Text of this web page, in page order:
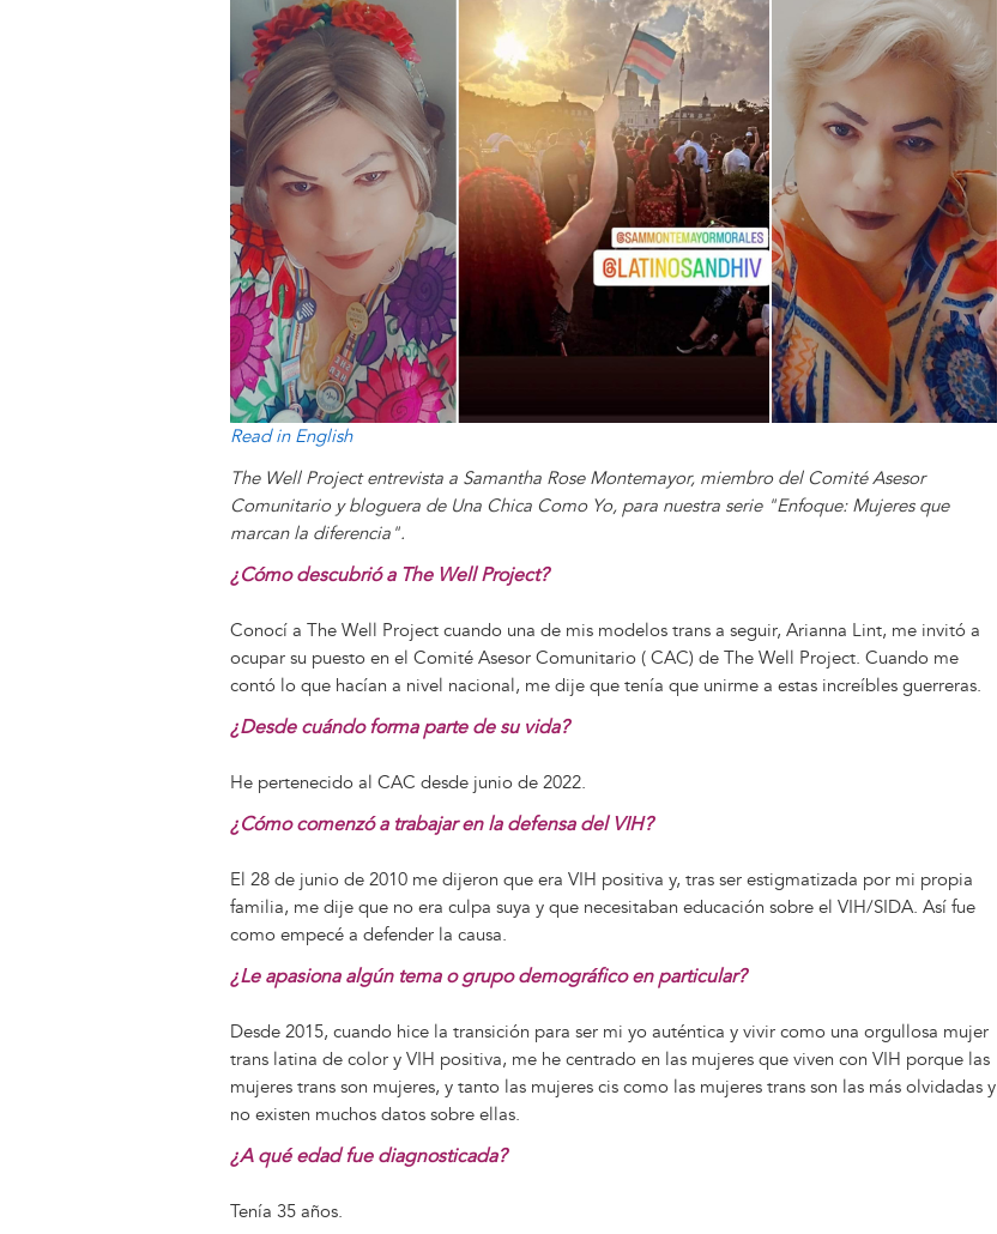
y
o
k
n
s
t
Read in English
The Well Project entrevista a Samantha Rose Montemayor, miembro del Comité Asesor
Comunitario y bloguera de Una Chica Como Yo, para nuestra serie "Enfoque: Mujeres que
marcan la diferencia".
¿Cómo descubrió a The Well Project?
Conocí a The Well Project cuando una de mis modelos trans a seguir, Arianna Lint, me invitó a
ocupar su puesto en el Comité Asesor Comunitario ( CAC) de The Well Project. Cuando me
contó lo que hacían a nivel nacional, me dije que tenía que unirme a estas increíbles guerreras.
¿Desde cuándo forma parte de su vida?
He pertenecido al CAC desde junio de 2022.
¿Cómo comenzó a trabajar en la defensa del VIH?
El 28 de junio de 2010 me dijeron que era VIH positiva y, tras ser estigmatizada por mi propia
familia, me dije que no era culpa suya y que necesitaban educación sobre el VIH/SIDA. Así fue
como empecé a defender la causa.
¿Le apasiona algún tema o grupo demográfico en particular?
Desde 2015, cuando hice la transición para ser mi yo auténtica y vivir como una orgullosa mujer
trans latina de color y VIH positiva, me he centrado en las mujeres que viven con VIH porque las
mujeres trans son mujeres, y tanto las mujeres cis como las mujeres trans son las más olvidadas y
no existen muchos datos sobre ellas.
¿A qué edad fue diagnosticada?
Tenía 35 años.